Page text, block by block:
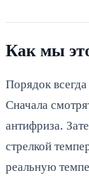
Как мы
Порядок
Сначала
антифриза.
стрелкой
реальную